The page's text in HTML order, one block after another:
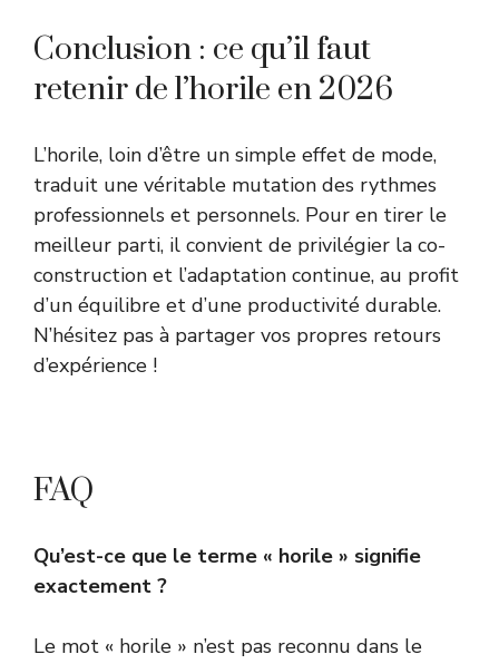
Conclusion : ce qu’il faut
retenir de l’horile en 2026
L’horile, loin d’être un simple effet de mode,
traduit une véritable mutation des rythmes
professionnels et personnels. Pour en tirer le
meilleur parti, il convient de privilégier la co-
construction et l’adaptation continue, au profit
d’un équilibre et d’une productivité durable.
N’hésitez pas à partager vos propres retours
d’expérience !
FAQ
Qu’est-ce que le terme « horile » signifie
exactement ?
Le mot « horile » n’est pas reconnu dans le